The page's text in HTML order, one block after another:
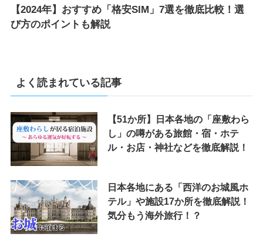
【2024年】おすすめ「格安SIM」7選を徹底比較！選
び方のポイントも解説
よく読まれている記事
【51か所】日本各地の「座敷わら
し」の噂がある旅館・宿・ホテ
ル・お店・神社などを徹底解説！
日本各地にある「西洋のお城風ホ
テル」や施設17か所を徹底解説！
気分もう海外旅行！？